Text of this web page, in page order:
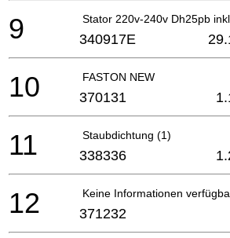
Stator 220v-240v Dh25pb
9 340917E
FASTON NEW
10 370131
Staubdichtung (1)
11 338336
Keine Informationen
12 371232